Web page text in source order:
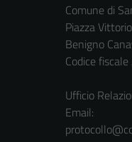
Comune di
Piazza
Benigno
Codice
Ufficio
Email: